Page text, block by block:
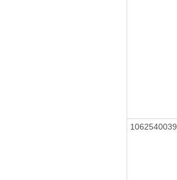
1062540039